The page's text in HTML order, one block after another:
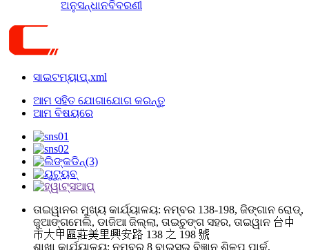
ଅନୁସନ୍ଧାନବିବରଣୀ
ସାଇଟମ୍ୟାପ୍.xml
ଆମ ସହିତ ଯୋଗାଯୋଗ କରନ୍ତୁ
ଆମ ବିଷୟରେ
ତାଇୱାନର ମୁଖ୍ୟ କାର୍ଯ୍ୟାଳୟ: ନମ୍ବର 138-198, ଜିଙ୍ଗାନ ରୋଡ୍,
ଜୁଆଙ୍ଗମେଲି, ଡାଜିଆ ଜିଲ୍ଲା, ତାଇଚୁଙ୍ଗ ସହର, ତାଇୱାନ 台中
市大甲區莊美里興安路 138 之 198 號
ଶାଖା କାର୍ଯ୍ୟାଳୟ: ନମ୍ବର 8 ବାଇସୁଇ ବିଜ୍ଞାନ ଶିଳ୍ପ ପାର୍କ,